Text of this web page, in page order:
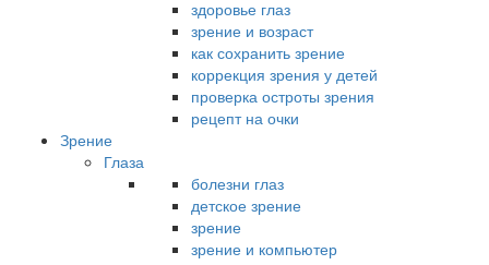
здоровье глаз
зрение и возраст
как сохранить зрение
коррекция зрения у детей
проверка остроты зрения
рецепт на очки
Зрение
Глаза
болезни глаз
детское зрение
зрение
зрение и компьютер